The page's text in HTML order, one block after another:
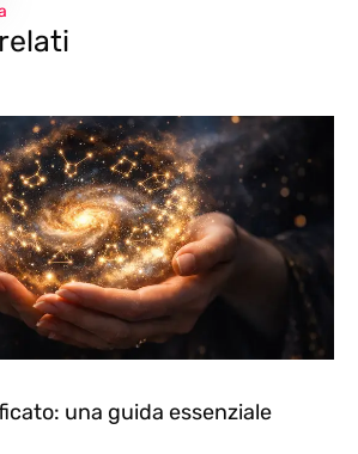
una guida essenziale